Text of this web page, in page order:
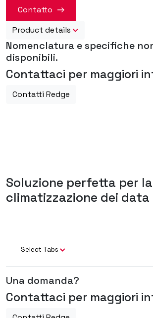
Contatto
Product details
Nomenclatura e specifiche
disponibili.
Contattaci per maggiori
Contatti Redge
Soluzione perfetta per la
climatizzazione dei
Select Tabs
Una domanda?
Contattaci per maggiori